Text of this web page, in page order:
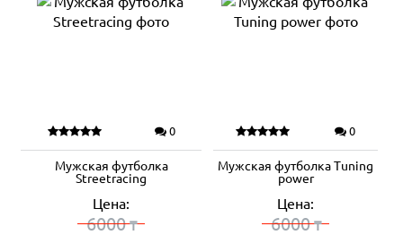
0
Мужская футболка
Streetracing
Цена:
6000₸
0
Мужская футболка Tuning
power
Цена:
6000₸